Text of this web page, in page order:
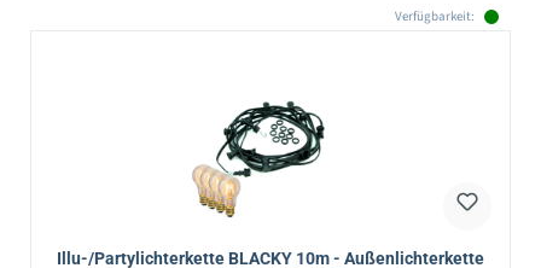
Verfügbarkeit:
Illu-/Partylichterkette BLACKY 10m - Außenlichterkette